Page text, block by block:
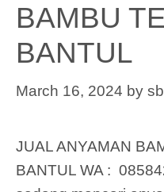
BAMBU
BANTUL
March 16, 2024 by
JUAL ANYAMAN
BANTUL WA :